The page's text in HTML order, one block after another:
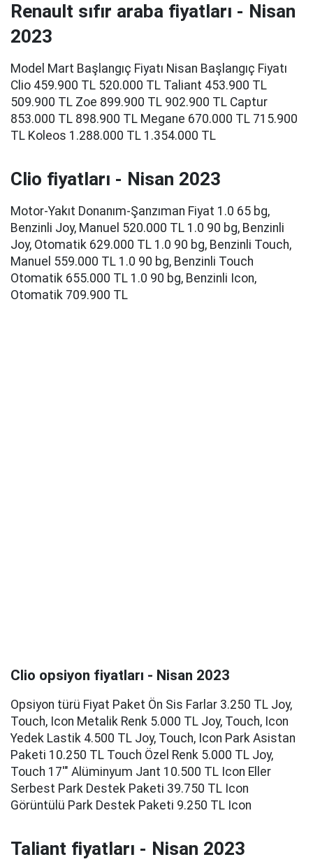
Renault sıfır araba fiyatları - Nisan
2023
Model Mart Başlangıç Fiyatı Nisan Başlangıç Fiyatı
Clio 459.900 TL 520.000 TL Taliant 453.900 TL
509.900 TL Zoe 899.900 TL 902.900 TL Captur
853.000 TL 898.900 TL Megane 670.000 TL 715.900
TL Koleos 1.288.000 TL 1.354.000 TL
Clio fiyatları - Nisan 2023
Motor-Yakıt Donanım-Şanzıman Fiyat 1.0 65 bg,
Benzinli Joy, Manuel 520.000 TL 1.0 90 bg, Benzinli
Joy, Otomatik 629.000 TL 1.0 90 bg, Benzinli Touch,
Manuel 559.000 TL 1.0 90 bg, Benzinli Touch
Otomatik 655.000 TL 1.0 90 bg, Benzinli Icon,
Otomatik 709.900 TL
Clio opsiyon fiyatları - Nisan 2023
Opsiyon türü Fiyat Paket Ön Sis Farlar 3.250 TL Joy,
Touch, Icon Metalik Renk 5.000 TL Joy, Touch, Icon
Yedek Lastik 4.500 TL Joy, Touch, Icon Park Asistan
Paketi 10.250 TL Touch Özel Renk 5.000 TL Joy,
Touch 17'" Alüminyum Jant 10.500 TL Icon Eller
Serbest Park Destek Paketi 39.750 TL Icon
Görüntülü Park Destek Paketi 9.250 TL Icon
Taliant fiyatları - Nisan 2023